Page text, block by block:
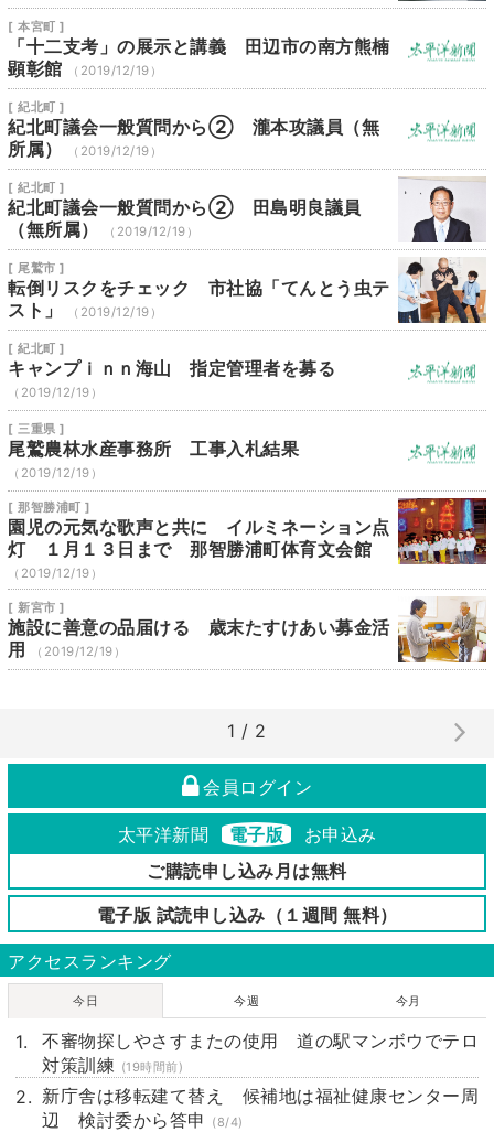
[ 本宮町 ]
「十二支考」の展示と講義 田辺市の南方熊楠
顕彰館
（2019/12/19）
[ 紀北町 ]
紀北町議会一般質問から② 瀧本攻議員（無
所属）
（2019/12/19）
[ 紀北町 ]
紀北町議会一般質問から② 田島明良議員
（無所属）
（2019/12/19）
[ 尾鷲市 ]
転倒リスクをチェック 市社協「てんとう虫テ
スト」
（2019/12/19）
[ 紀北町 ]
キャンプｉｎｎ海山 指定管理者を募る
（2019/12/19）
[ 三重県 ]
尾鷲農林水産事務所 工事入札結果
（2019/12/19）
[ 那智勝浦町 ]
園児の元気な歌声と共に イルミネーション点
灯 １月１３日まで 那智勝浦町体育文会館
（2019/12/19）
[ 新宮市 ]
施設に善意の品届ける 歳末たすけあい募金活
用
（2019/12/19）
1 / 2
会員ログイン
太平洋新聞 電子版
お申込み
ご購読申し込み月は無料
電子版 試読申し込み（１週間 無料）
アクセスランキング
今日 今週 今月
不審物探しやさすまたの使用 道の駅マンボウでテロ
対策訓練 (19時間前)
新庁舎は移転建て替え 候補地は福祉健康センター周
辺 検討委から答申
(8/4)